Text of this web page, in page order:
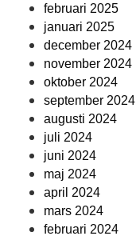
februari 2025
januari 2025
december 2024
november 2024
oktober 2024
september 2024
augusti 2024
juli 2024
juni 2024
maj 2024
april 2024
mars 2024
februari 2024